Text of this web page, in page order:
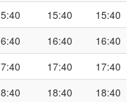
15:40
15:40
16:40
16:40
17:40
17:40
18:40
18:40